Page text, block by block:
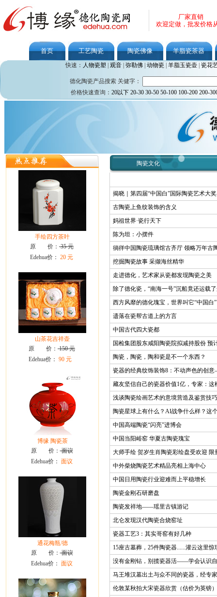
厂家直销
欢迎定做，批发价格
首页 工艺陶瓷 陶瓷佛像 羊脂瓷茶器
快速： 人物瓷塑 观音| 弥勒佛| 动物瓷| 羊脂玉瓷壶| 瓷花
德化陶瓷产品搜索 关健字：
价格快速查询： 20以下 20-30 30-50 50-100 100-200 200-
手绘四方茶叶
原 价： 35 元
Edehua价： 20 元
山茶花吉祥壶
原 价： 150 元
Edehua价： 90 元
博缘 陶瓷茶
原 价：面议
Edehua价： 面议
通花梅瓶/德
原 价：面议
Edehua价： 面议
陶瓷文化
揭晓｜第四届“中国白”国际陶瓷艺术大
古陶瓷上鱼纹装饰的含义
妈祖世界·瓷行天下
陈为坦：小摆件
徜徉中国陶瓷琉璃馆古齐厅 领略万年古
挖掘陶瓷故事 采撷海丝精华
走进德化，艺术家从瓷都发现陶瓷之美
除了德化瓷，“南海一号”沉船竟还运载
西方风靡的德化瑰宝，世界叫它“中国白”
遗落在瓷帮古道上的方言
中国古代四大瓷都
国检集团股东咸阳陶瓷院拟减持股份 预
陶瓷，陶瓷，陶和瓷是不一个东西？
瓷器的经典纹饰装饰8：不动声色的创
藏友坚信自己的瓷器价值1亿，专家：
浅谈陶瓷绘画艺术的意境营造及鉴赏技巧
陶瓷星球上有什么？AI战争什么样？这
中国高端陶瓷“闪亮”进博会
中国当阳峪窑 华夏古陶瓷瑰宝
大师手绘 贺岁生肖陶瓷彩绘盘受欢迎 限
中外柴烧陶瓷艺术精品亮相上海中心
中国日用陶瓷行业迎难而上平稳增长
陶瓷金刚石研磨盘
陶瓷发祥地——瑶里古镇游记
北仑发现汉代陶瓷合烧窑址
瓷器工艺3：其实哥窑有好几种
15座古墓葬，25件陶瓷器......灌云这里
没有金刚钻，别揽瓷器活——学会认识
马王堆汉墓出土与众不同的瓷器，经专
伦敦某秋拍大宋瓷器欣赏（估价为英镑）